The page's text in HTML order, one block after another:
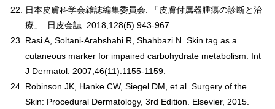
日本皮膚科学会雑誌編集委員会. 「皮膚付属器腫瘍の診断と治
療」. 日皮会誌. 2018;128(5):943-967.
Rasi A, Soltani-Arabshahi R, Shahbazi N. Skin tag as a
cutaneous marker for impaired carbohydrate metabolism. Int
J Dermatol. 2007;46(11):1155-1159.
Robinson JK, Hanke CW, Siegel DM, et al. Surgery of the
Skin: Procedural Dermatology, 3rd Edition. Elsevier, 2015.